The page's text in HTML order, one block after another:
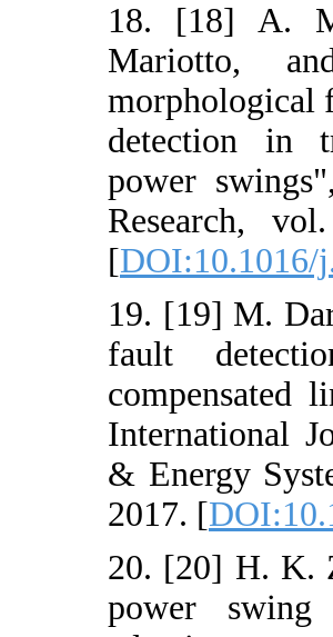
18. [18] A.
Mariotto,
morphological
detection in
power
Research,
[DOI:10.1016/
19. [19] M.
fault
compensated
International
& Energy
2017. [
20. [20] H. K.
power swing